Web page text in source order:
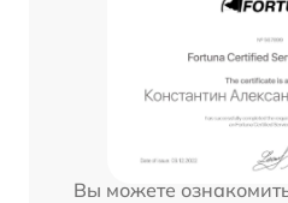
Вы можете